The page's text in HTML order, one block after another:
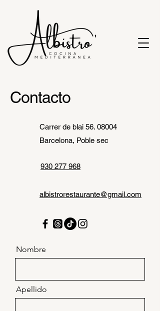
Contacto
Carrer de blai 56. 08004
Barcelona, Poble sec
930 277 968
albistrorestaurante@gmail.com
Nombre
Apellido